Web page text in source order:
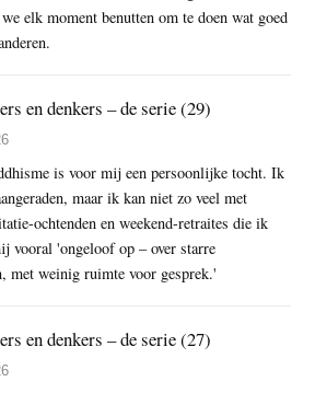
elk moment benutten om te doen wat goed
en denkers – de serie (29)
is voor mij een persoonlijke tocht. Ik
maar ik kan niet zo veel met
ochtenden en weekend-retraites die ik
vooral 'ongeloof op – over starre
met weinig ruimte voor gesprek.'
en denkers – de serie (27)